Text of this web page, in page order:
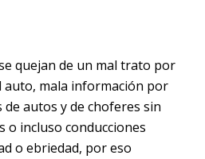
quejan de un mal trato por
auto, mala información por
autos y de choferes sin
o incluso conducciones
o ebriedad, por eso